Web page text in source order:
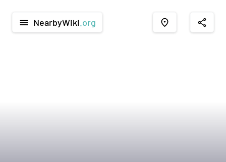
menu NearbyWiki .org place share